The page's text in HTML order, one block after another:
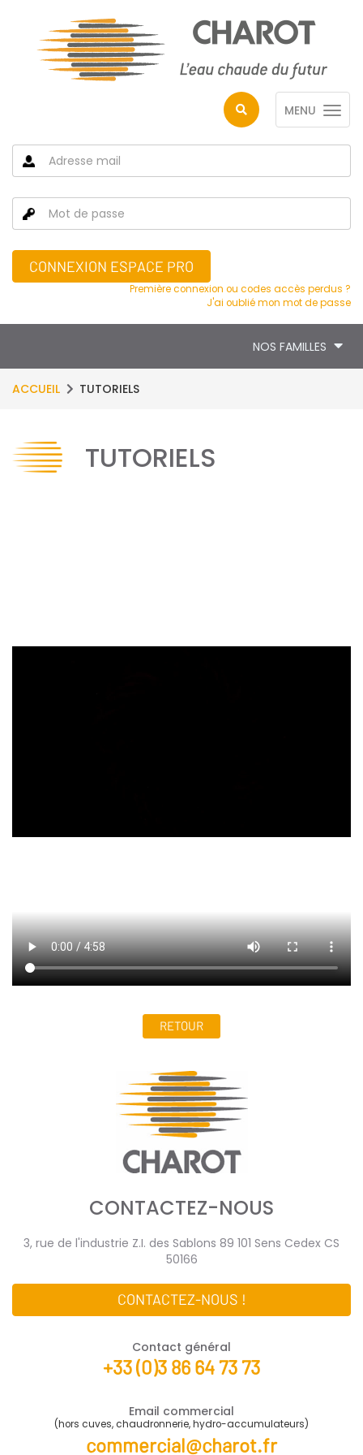
MENU
CONNEXION ESPACE PRO
Première connexion ou codes accès perdus ?
J'ai oublié mon mot de passe
NOS FAMILLES
ACCUEIL TUTORIELS
TUTORIELS
RETOUR
CONTACTEZ-NOUS
3, rue de l'industrie Z.I. des Sablons 89 101 Sens Cedex CS
50166
CONTACTEZ-NOUS !
Contact général
+33 (0)3 86 64 73 73
Email commercial
(hors cuves, chaudronnerie, hydro-accumulateurs)
commercial@charot.fr